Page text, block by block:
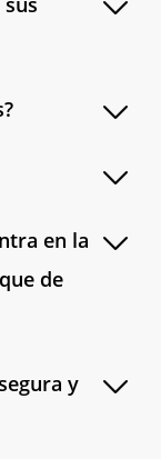
en la
de
y